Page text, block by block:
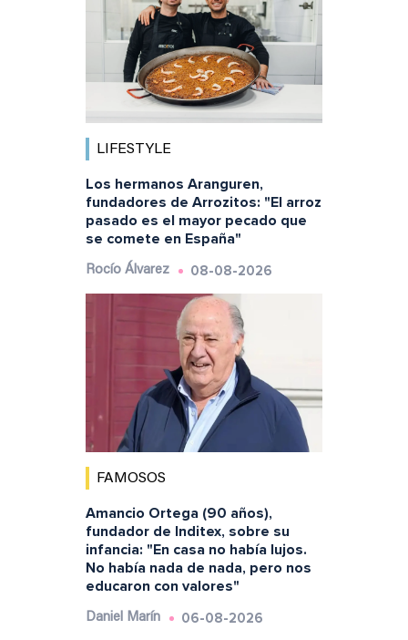
LIFESTYLE
Los hermanos Aranguren,
fundadores de Arrozitos: "El arroz
pasado es el mayor pecado que
se comete en España"
Rocío Álvarez 08-08-2026
FAMOSOS
Amancio Ortega (90 años),
fundador de Inditex, sobre su
infancia: "En casa no había lujos.
No había nada de nada, pero nos
educaron con valores"
Daniel Marín 06-08-2026